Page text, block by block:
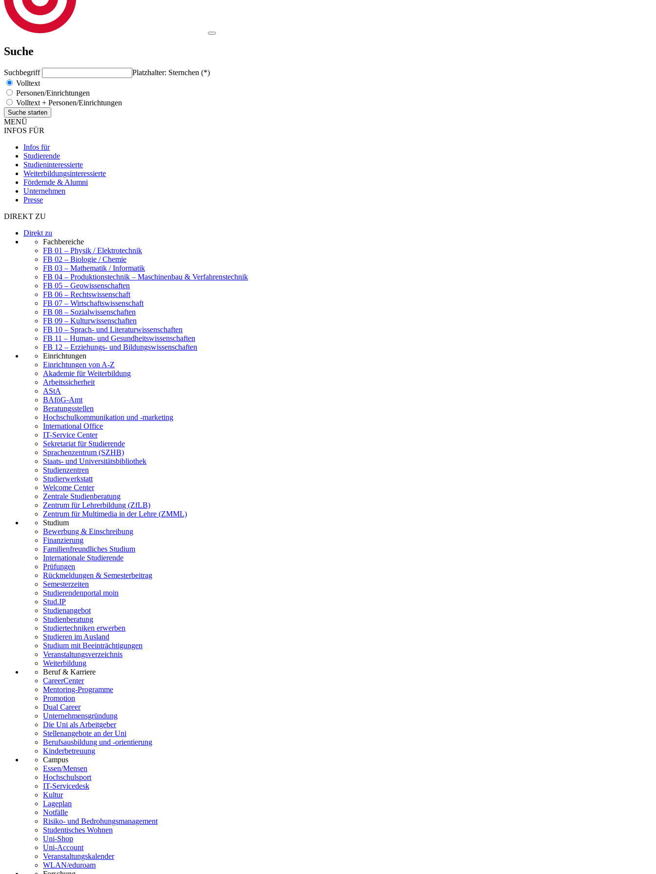
Suche
Suchbegriff
Platzhalter: Sternchen (*)
Volltext
Personen/Einrichtungen
Volltext + Personen/Einrichtungen
MENÜ
INFOS FÜR
Infos für
Studierende
Studieninteressierte
Weiterbildungsinteressierte
Fördernde & Alumni
Unternehmen
Presse
DIREKT ZU
Direkt zu
Fachbereiche
FB 01 – Physik / Elektrotechnik
FB 02 – Biologie / Chemie
FB 03 – Mathematik / Informatik
FB 04 – Produktionstechnik – Maschinenbau & Verfahrenstechnik
FB 05 – Geowissenschaften
FB 06 – Rechtswissenschaft
FB 07 – Wirtschaftswissenschaft
FB 08 – Sozialwissenschaften
FB 09 – Kulturwissenschaften
FB 10 – Sprach- und Literaturwissenschaften
FB 11 – Human- und Gesundheitswissenschaften
FB 12 – Erziehungs- und Bildungswissenschaften
Einrichtungen
Einrichtungen von A-Z
Akademie für Weiterbildung
Arbeitssicherheit
AStA
BAföG-Amt
Beratungsstellen
Hochschulkommunikation und -marketing
International Office
IT-Service Center
Sekretariat für Studierende
Sprachenzentrum (SZHB)
Staats- und Universitätsbibliothek
Studienzentren
Studierwerkstatt
Welcome Center
Zentrale Studienberatung
Zentrum für Lehrerbildung (ZfLB)
Zentrum für Multimedia in der Lehre (ZMML)
Studium
Bewerbung & Einschreibung
Finanzierung
Familienfreundliches Studium
Internationale Studierende
Prüfungen
Rückmeldungen & Semesterbeitrag
Semesterzeiten
Studierendenportal moin
Stud.IP
Studienangebot
Studienberatung
Studiertechniken erwerben
Studieren im Ausland
Studium mit Beeinträchtigungen
Veranstaltungsverzeichnis
Weiterbildung
Beruf & Karriere
CareerCenter
Mentoring-Programme
Promotion
Dual Career
Unternehmensgründung
Die Uni als Arbeitgeber
Stellenangebote an der Uni
Berufsausbildung und -orientierung
Kinderbetreuung
Campus
Essen/Mensen
Hochschulsport
IT-Servicedesk
Kultur
Lageplan
Notfälle
Risiko- und Bedrohungsmanagement
Studentisches Wohnen
Uni-Shop
Uni-Account
Veranstaltungskalender
WLAN/eduroam